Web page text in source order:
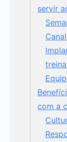
servir
com a